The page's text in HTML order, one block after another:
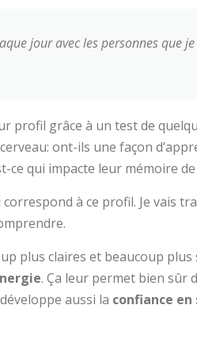
jour avec les personnes que
profil grâce à un test de
ont-ils une façon
ce qui impacte leur mémoire
à ce profil. Je vais
plus claires et beaucoup plus
. Ça leur permet bien sûr
aussi la confiance en